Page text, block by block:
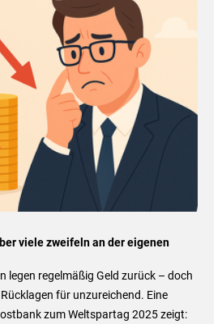
viele zweifeln an der eigenen
legen regelmäßig Geld zurück – doch
für unzureichend. Eine
zum Weltspartag 2025 zeigt: